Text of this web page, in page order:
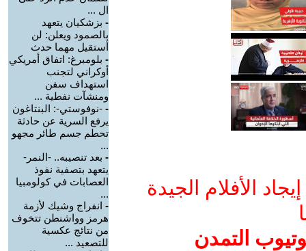
الأفلام الجيدة
التمدن
ال ...
- بزشكيان يتعهد
بالصمود ويعلن: لن
أستقيل مهما حدث
- بلومبرغ: اتفاق أمريكي
أوكراني لتجنب
استهداف سفن
ومنشآت نفطية ...
- -نوفوستي-: البنتاغون
يرفع السرية عن حادثة
تحطم جسم طائر مجهو
...
- بعد تنصيبه.. -النمر-
يتعهد بتصفية نفوذ
العصابات في كولومبيا
...
- انفراج وشيك لأزمة
هرمز وواشنطن تتخوف
من نتائج عكسية
للتصعيد ...